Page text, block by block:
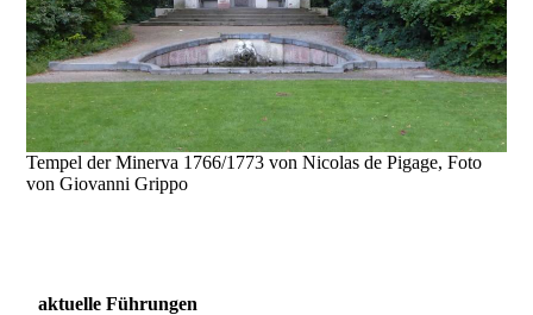
Tempel der Minerva 1766/1773 von Nicolas de Pigage, Foto
von Giovanni Grippo
aktuelle Führungen